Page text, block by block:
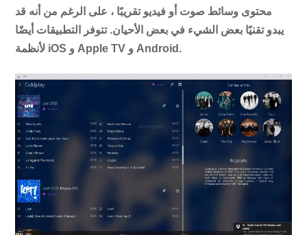
محتوى وسائط صوت أو فيديو تقريبًا ، على الرغم من أنه قد
يبدو تقنيًا بعض الشيء في بعض الأحيان. تتوفر التطبيقات أيضًا
لأنظمة iOS و Apple TV و Android.